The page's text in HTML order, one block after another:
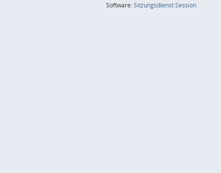
Software:SitzungsdienstSession(Wird in